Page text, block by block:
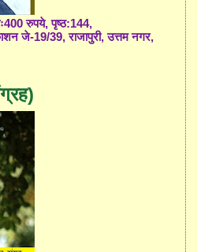
रुपये, पृष्ठ:144,
जे-19/39, राजापुरी, उत्तम नगर,